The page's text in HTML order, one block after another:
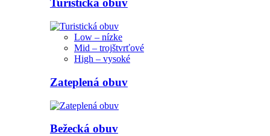
Turistická obuv
Low – nízke
Mid – trojštvrťové
High – vysoké
Zateplená obuv
Bežecká obuv